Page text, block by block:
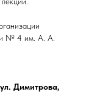
№ 4 им. А. А.
Димитрова,